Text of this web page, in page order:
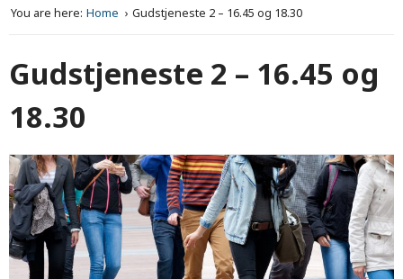
You are here: Home Gudstjeneste 2 – 16.45 og 18.30
Gudstjeneste 2 – 16.45 og
18.30